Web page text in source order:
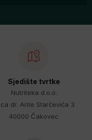
Sjedište tvrtke
Nutriteka d.o.o.
dr. Ante Starčevića 3
40000 Čakovec